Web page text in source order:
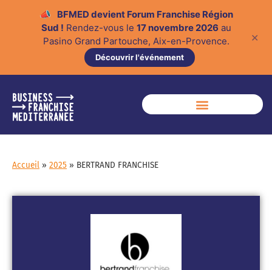
📣
BFMED devient Forum Franchise Région
Sud ! Rendez-vous le 17 novembre 2026 au
Pasino Grand Partouche, Aix-en-Provence.
Découvrir l'événement
✕
Accueil » 2025 » BERTRAND FRANCHISE